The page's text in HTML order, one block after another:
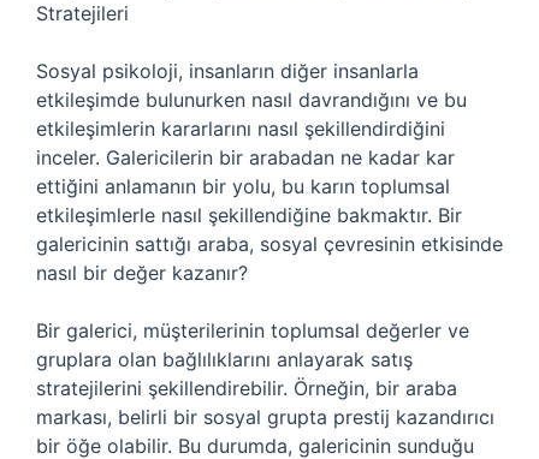
Stratejileri
Sosyal psikoloji, insanların diğer insanlarla
etkileşimde bulunurken nasıl davrandığını ve bu
etkileşimlerin kararlarını nasıl şekillendirdiğini
inceler. Galericilerin bir arabadan ne kadar kar
ettiğini anlamanın bir yolu, bu karın toplumsal
etkileşimlerle nasıl şekillendiğine bakmaktır. Bir
galericinin sattığı araba, sosyal çevresinin etkisinde
nasıl bir değer kazanır?
Bir galerici, müşterilerinin toplumsal değerler ve
gruplara olan bağlılıklarını anlayarak satış
stratejilerini şekillendirebilir. Örneğin, bir araba
markası, belirli bir sosyal grupta prestij kazandırıcı
bir öğe olabilir. Bu durumda, galericinin sunduğu